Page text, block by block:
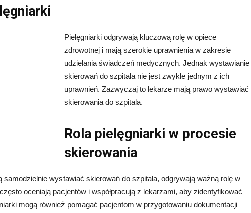
Pielęgniarki odgrywają kluczową rolę w opiece
zdrowotnej i mają szerokie uprawnienia w zakresie
udzielania świadczeń medycznych. Jednak wystawianie
skierowań do szpitala nie jest zwykle jednym z ich
uprawnień. Zazwyczaj to lekarze mają prawo wystawiać
skierowania do szpitala.
Rola pielęgniarki w procesie
skierowania
samodzielnie wystawiać skierowań do szpitala, odgrywają ważną rolę w
oceniają pacjentów i współpracują z lekarzami, aby zidentyfikować
mogą również pomagać pacjentom w przygotowaniu dokumentacji